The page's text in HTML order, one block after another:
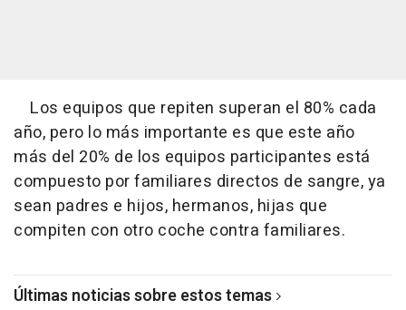
Los equipos que repiten superan el 80% cada
año, pero lo más importante es que este año
más del 20% de los equipos participantes está
compuesto por familiares directos de sangre, ya
sean padres e hijos, hermanos, hijas que
compiten con otro coche contra familiares.
Últimas noticias sobre estos temas